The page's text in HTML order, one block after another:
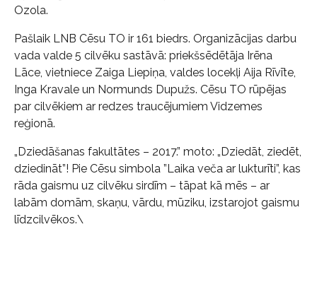
Ozola.
Pašlaik LNB Cēsu TO ir 161 biedrs. Organizācijas darbu
vada valde 5 cilvēku sastāvā: priekšsēdētāja Irēna
Lāce, vietniece Zaiga Liepiņa, valdes locekļi Aija Rīvīte,
Inga Kravale un Normunds Dupužs. Cēsu TO rūpējas
par cilvēkiem ar redzes traucējumiem Vidzemes
reģionā.
„Dziedāšanas fakultātes – 2017.” moto: „Dziedāt, ziedēt,
dziedināt”! Pie Cēsu simbola ”Laika veča ar lukturīti”, kas
rāda gaismu uz cilvēku sirdīm – tāpat kā mēs – ar
labām domām, skaņu, vārdu, mūziku, izstarojot gaismu
līdzcilvēkos.\